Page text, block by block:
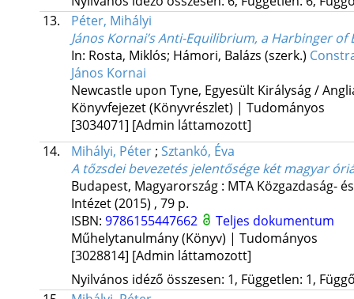
13.
Péter, Mihályi
János Kornai’s Anti-Equilibrium, a Harbinger
In: Rosta, Miklós; Hámori, Balázs (szerk.)
János Kornai
Newcastle upon Tyne, Egyesült Királyság /
Könyvfejezet (Könyvrészlet) | Tudományos
[3034071] [Admin láttamozott]
14.
Mihályi, Péter; Sztankó, Éva
A tőzsdei bevezetés jelentősége két magyar
Budapest, Magyarország : MTA Közgazdaság-
Intézet(2015) , 79 p.
ISBN: 9786155447662
Teljes dokumentum
Műhelytanulmány (Könyv) | Tudományos
[3028814] [Admin láttamozott]
Nyilvános idéző összesen: 1, Független: 1,